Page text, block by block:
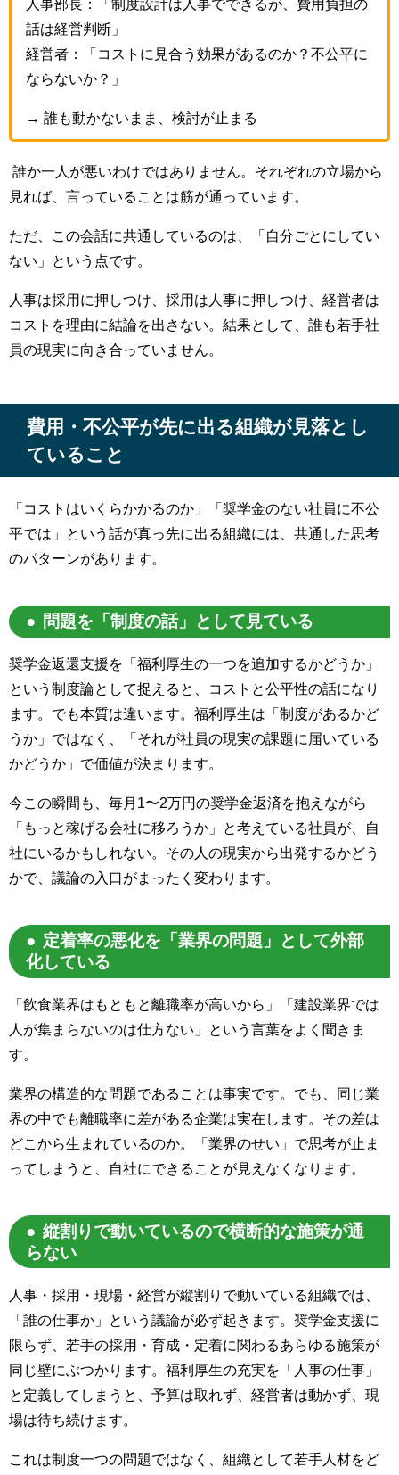
人事部長：「制度設計は人事でできるが、費用負担の
話は経営判断」
経営者：「コストに見合う効果があるのか？不公平に
ならないか？」
→ 誰も動かないまま、検討が止まる
誰か一人が悪いわけではありません。それぞれの立場から
見れば、言っていることは筋が通っています。
ただ、この会話に共通しているのは、「自分ごとにしてい
ない」という点です。
人事は採用に押しつけ、採用は人事に押しつけ、経営者は
コストを理由に結論を出さない。結果として、誰も若手社
員の現実に向き合っていません。
費用・不公平が先に出る組織が見落とし
ていること
「コストはいくらかかるのか」「奨学金のない社員に不公
平では」という話が真っ先に出る組織には、共通した思考
のパターンがあります。
問題を「制度の話」として見ている
奨学金返還支援を「福利厚生の一つを追加するかどうか」
という制度論として捉えると、コストと公平性の話になり
ます。でも本質は違います。福利厚生は「制度があるかど
うか」ではなく、「それが社員の現実の課題に届いている
かどうか」で価値が決まります。
今この瞬間も、毎月 1 〜2万円の奨学金返済を抱えながら
「もっと稼げる会社に移ろうか」と考えている社員が、自
社にいるかもしれない。その人の現実から出発するかどう
かで、議論の入口がまったく変わります。
定着率の悪化を「業界の問題」として外部
化している
「飲食業界はもともと離職率が高いから」「建設業界では
人が集まらないのは仕方ない」という言葉をよく聞きま
す。
業界の構造的な問題であることは事実です。でも、同じ業
界の中でも離職率に差がある企業は実在します。その差は
どこから生まれているのか。「業界のせい」で思考が止ま
ってしまうと、自社にできることが見えなくなります。
縦割りで動いているので横断的な施策が通
らない
人事・採用・現場・経営が縦割りで動いている組織では、
「誰の仕事か」という議論が必ず起きます。奨学金支援に
限らず、若手の採用・育成・定着に関わるあらゆる施策が
同じ壁にぶつかります。福利厚生の充実を「人事の仕事」
と定義してしまうと、予算は取れず、経営者は動かず、現
場は待ち続けます。
これは制度一つの問題ではなく、組織として若手人材をど